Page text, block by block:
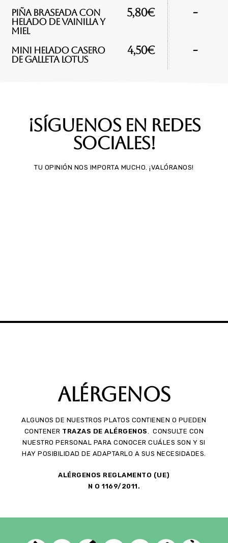
Piña braseada con
helado de vainilla y
miel
5,80€ -
Mini helado casero
de galleta lotus
4,50€ -
¡Síguenos en redes
sociales!
TU OPINIÓN NOS IMPORTA MUCHO. ¡VALÓRANOS!
Alérgenos
ALGUNOS DE NUESTROS PLATOS CONTIENEN O PUEDEN
CONTENER TRAZAS DE ALÉRGENOS
. CONSULTE CON
NUESTRO PERSONAL PARA CONOCER CUÁLES SON Y SI
HAY POSIBILIDAD DE ADAPTARLO A SUS NECESIDADES.
ALÉRGENOS REGLAMENTO (UE)
N O 1169/2011.